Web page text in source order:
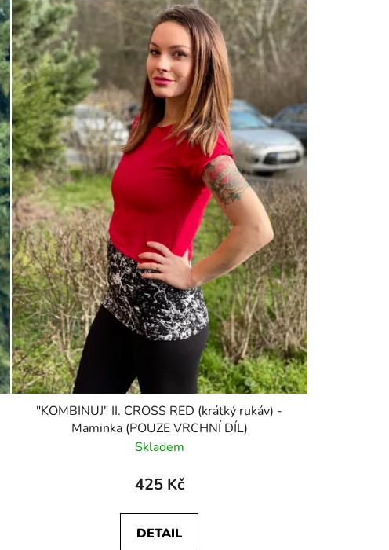
"KOMBINUJ" II. CROSS RED (krátký rukáv) -
Maminka (POUZE VRCHNÍ DÍL)
Skladem
425 Kč
DETAIL